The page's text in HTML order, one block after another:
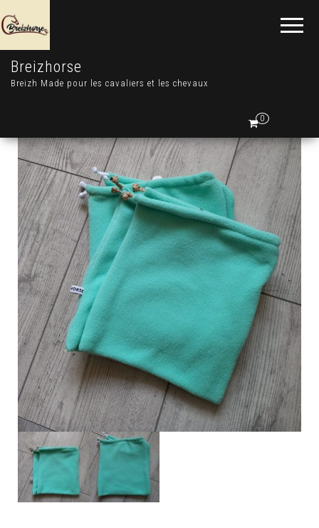
Breizhorse
Breizh Made pour les cavaliers et les chevaux
0